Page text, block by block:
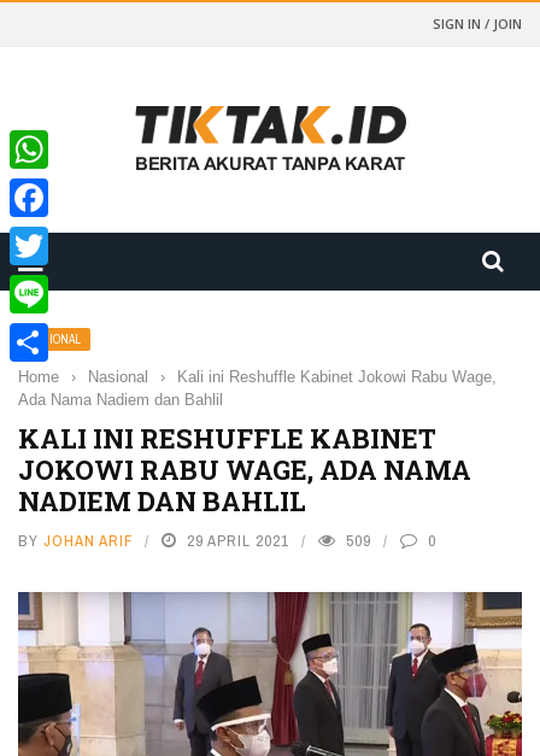
SIGN IN / JOIN
NASIONAL
Home › Nasional ›
Kali ini Reshuffle Kabinet Jokowi Rabu Wage,
Ada Nama Nadiem dan Bahlil
KALI INI RESHUFFLE KABINET
JOKOWI RABU WAGE, ADA NAMA
NADIEM DAN BAHLIL
BY JOHAN ARIF 29 APRIL 2021 509 0
WhatsApp
Facebook
Twitter
Line
Share